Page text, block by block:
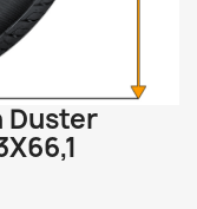
Duster